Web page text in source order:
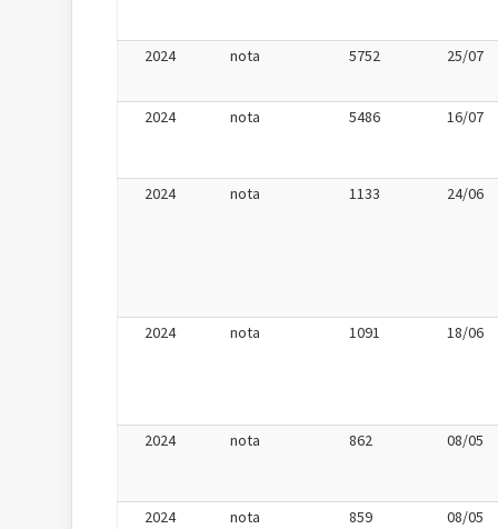
2024 nota 5752 25/07
2024 nota 5486 16/07
2024 nota 1133 24/06
2024 nota 1091 18/06
2024 nota 862 08/05
2024 nota 859 08/05